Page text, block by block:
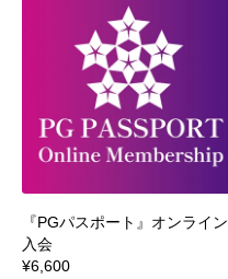
『PGパスポート』オンライン
入会
¥6,600